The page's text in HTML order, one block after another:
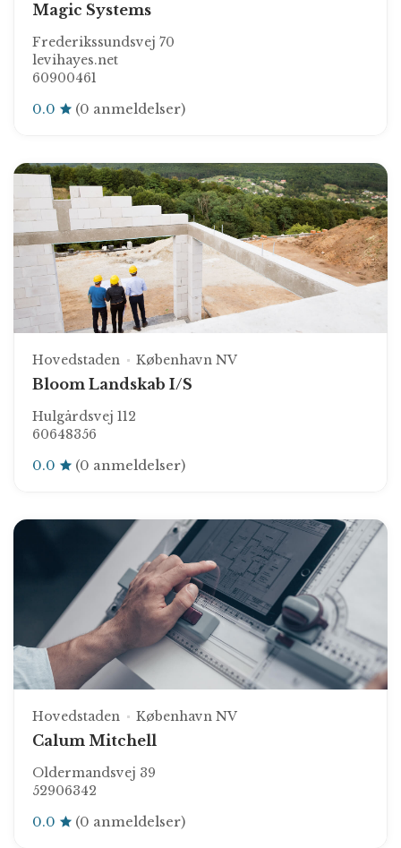
Magic Systems
Frederikssundsvej 70
levihayes.net
60900461
0.0 (0 anmeldelser)
Hovedstaden København NV
Bloom Landskab I/S
Hulgårdsvej 112
60648356
0.0 (0 anmeldelser)
Hovedstaden København NV
Calum Mitchell
Oldermandsvej 39
52906342
0.0 (0 anmeldelser)